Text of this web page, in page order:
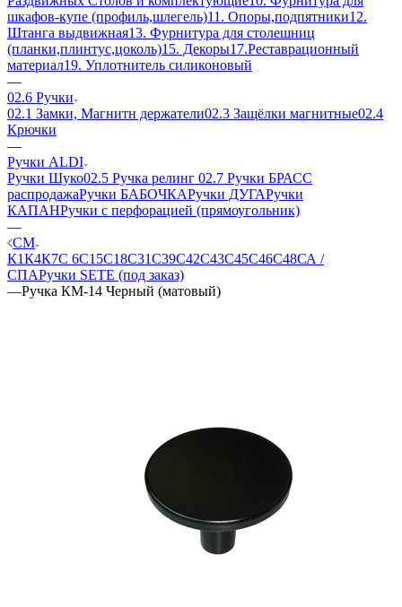
шкафов-купе (профиль,шлегель)11. Опоры,подпятники12.
Штанга выдвижная13. Фурнитура для столешниц
(планки,плинтус,цоколь)15. Декоры17.Реставрационный
материал19. Уплотнитель силиконовый
—
02.6 Ручки
02.1 Замки, Магнитн держатели02.3 Защёлки магнитные02.4
Крючки
—
Ручки ALDI
Ручки Шуко02.5 Ручка релинг 02.7 Ручки БРАСС
распродажаРучки БАБОЧКАРучки ДУГАРучки
КАПАНРучки с перфорацией (прямоугольник)
—
СМ
К1К4К7С 6С15С18С31С39С42С43С45С46С48СА /
СПАРучки SETE (под заказ)
—Ручка КМ-14 Черный (матовый)